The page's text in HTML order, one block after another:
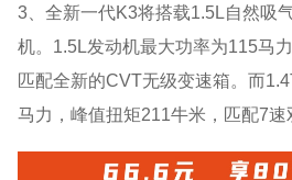
3、全新一代K3将搭载1.5L自然吸
机。1.5L发动机最大功率为115马
匹配全新的CVT无级变速箱。而
马力，峰值扭矩211牛米，匹配7速